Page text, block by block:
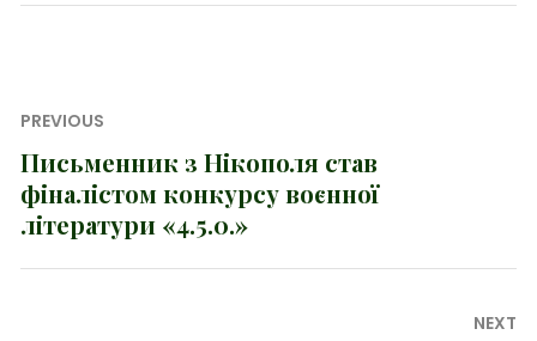
Навігація
записів
PREVIOUS
Previous
post:
Письменник з Нікополя став
фіналістом конкурсу воєнної
літератури «4.5.0.»
NEXT